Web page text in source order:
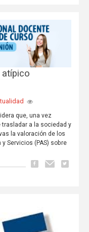
atípico
que, una vez
a la sociedad y
la valoración de los
Servicios (PAS) sobre